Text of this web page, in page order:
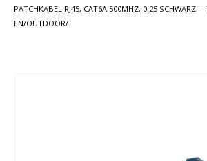
PATCHKABEL RJ45, CAT6A 500MHZ, 0.25 SCHWARZ –
EN/OUTDOOR/